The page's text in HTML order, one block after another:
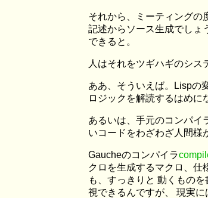
それから、ミーティングの
記述からソース生成でしょ
できると。
人はそれをツギハギのシス
ああ、そういえば。Lispの
ロジックを解読するはめ
あるいは、手元のコンパイ
いコードをわざわざ人間様
Gaucheのコンパイラ
クロを生成するマクロ、仕
も、すっきりと 動くもの
視できるんですが、 現実